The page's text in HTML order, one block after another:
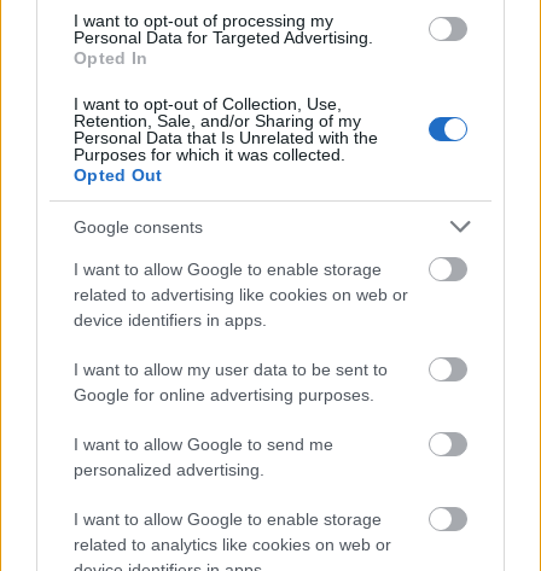
I want to opt-out of processing my
Personal Data for Targeted Advertising.
Opted In
I want to opt-out of Collection, Use,
Retention, Sale, and/or Sharing of my
Personal Data that Is Unrelated with the
Purposes for which it was collected.
Opted Out
Google consents
I want to allow Google to enable storage
related to advertising like cookies on web or
device identifiers in apps.
I want to allow my user data to be sent to
Google for online advertising purposes.
I want to allow Google to send me
personalized advertising.
I want to allow Google to enable storage
related to analytics like cookies on web or
Σαρδηνία, Ιταλία
Κορσική, Γαλλία
Μινόρκα, Ισπανία
Σαριμά, Εσθονία
Νησιά Λοφότεν, Νορβηγία
Νησιά Σκίλι, Αγγλία
Νήσος Σκάι, Σκοτία